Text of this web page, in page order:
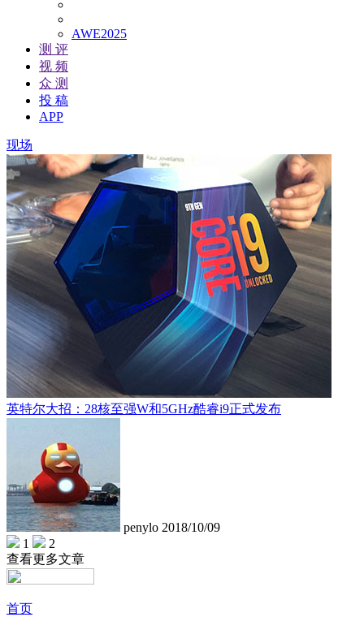
AWE2025
测 评
视 频
众 测
投 稿
APP
现场
英特尔大招：28核至强W和5GHz酷睿i9正式发布
penylo 2018/10/09
1
2
查看更多文章
首页